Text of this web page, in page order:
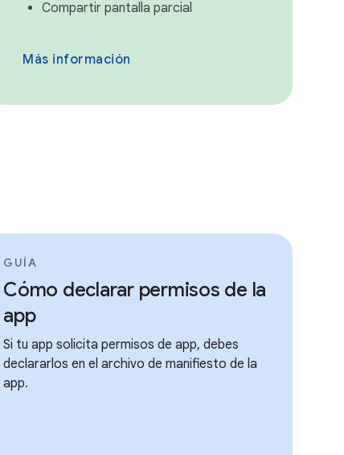
Compartir pantalla parcial
Más información
GUÍA
Cómo declarar permisos de la
app
Si tu app solicita permisos de app, debes
declararlos en el archivo de manifiesto de la
app.